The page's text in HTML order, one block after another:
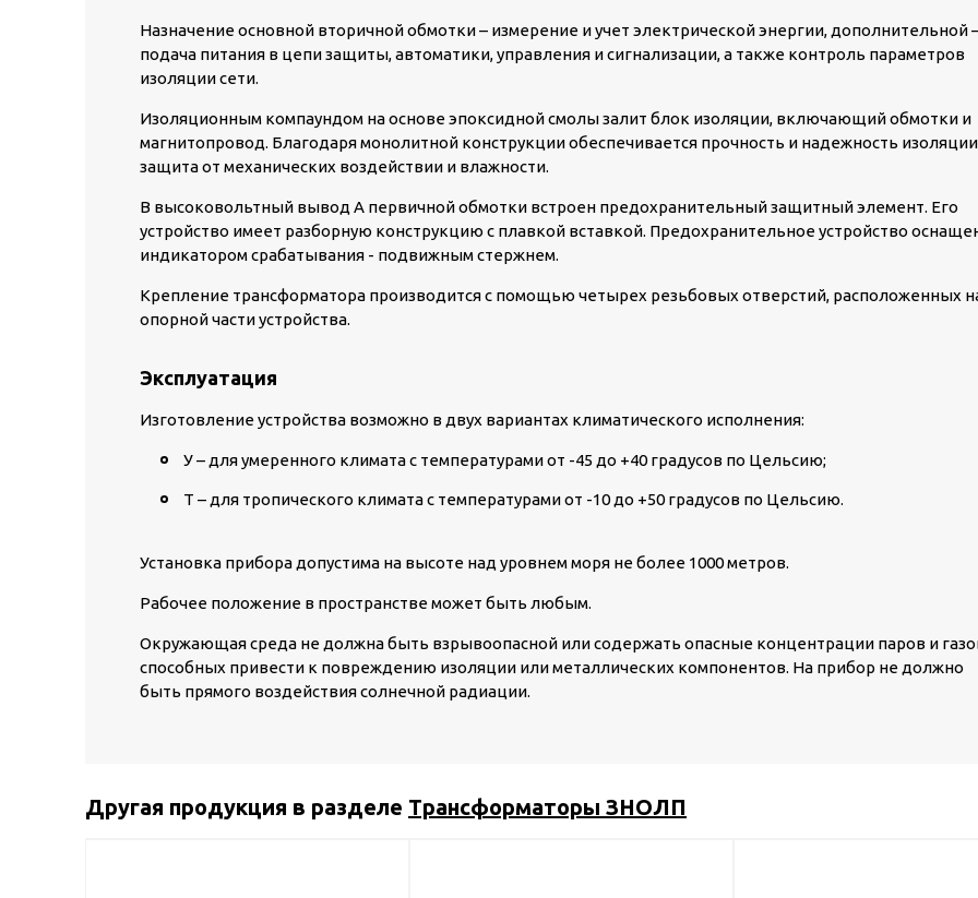
Назначение основной вторичной обмотки – измерение и учет электрической энергии, дополнительной
подача питания в цепи защиты, автоматики, управления и сигнализации, а также контроль параметров
изоляции сети.
Изоляционным компаундом на основе эпоксидной смолы залит блок изоляции, включающий обмотки и
магнитопровод. Благодаря монолитной конструкции обеспечивается прочность и надежность
защита от механических воздействии и влажности.
В высоковольтный вывод А первичной обмотки встроен предохранительный защитный элемент. Его
устройство имеет разборную конструкцию с плавкой вставкой. Предохранительное устройство
индикатором срабатывания - подвижным стержнем.
Крепление трансформатора производится с помощью четырех резьбовых отверстий, расположенных
опорной части устройства.
Эксплуатация
Изготовление устройства возможно в двух вариантах климатического исполнения:
У – для умеренного климата с температурами от -45 до +40 градусов по Цельсию;
Т – для тропического климата с температурами от -10 до +50 градусов по Цельсию.
Установка прибора допустима на высоте над уровнем моря не более 1000 метров.
Рабочее положение в пространстве может быть любым.
Окружающая среда не должна быть взрывоопасной или содержать опасные концентрации паров и
способных привести к повреждению изоляции или металлических компонентов. На прибор не должно
быть прямого воздействия солнечной радиации.
Другая продукция в разделе Трансформаторы ЗНОЛП